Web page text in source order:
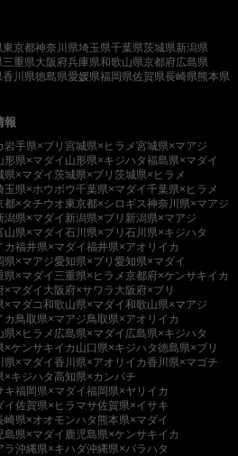
東京都神奈川県埼玉県千葉県茨城県新潟県
三重県大阪府兵庫県和歌山県京都府広島県
香川県徳島県愛媛県福岡県佐賀県長崎県熊本県
報
岩手県×ブリ 宮城県×ヒラメ宮城県×マアジ
形県×マダイ 山形県×キジハタ福島県×マダイ
県×マダイ茨城県×ブリ 茨城県×ヒラメ
玉県×ホウボウ千葉県×マダイ千葉県×ヒラメ
都×タチウオ東京都×シロギス神奈川県×マアジ
潟県×マダイ 新潟県×ブリ 新潟県×マアジ
山県×マダイ石川県×ブリ 石川県×キジハタ
カ福井県×マダイ福井県×アオリイカ
県×マアジ愛知県×ブリ 愛知県×マダイ
県×マダイ 三重県×ヒラメ京都府×ケンサキイカ
×マダイ 大阪府×サワラ 大阪府×ブリ
×マダコ和歌山県×マダイ和歌山県×マアジ
カ 鳥取県×マアジ鳥取県×アオリイカ
県×ヒラメ 広島県×マダイ 広島県×キジハタ
×ケンサキイカ 山口県×キジハタ徳島県×ブリ
県×マダイ香川県×アオリイカ香川県×マゴチ
×キジハタ高知県×カンパチ
キ福岡県×マダイ福岡県×ヤリイカ
イ佐賀県×ヒラマサ佐賀県×イサキ
崎県×オオモンハタ 熊本県×マダイ
島県×マダイ 鹿児島県×ケンサキイカ
ラ沖縄県×キハダ沖縄県×バラハタ